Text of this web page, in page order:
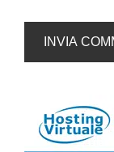
Barra
laterale